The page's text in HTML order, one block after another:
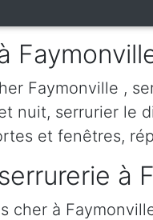
Faymonville ,
nuit, serrurier le
et fenêtres,
à
cher à